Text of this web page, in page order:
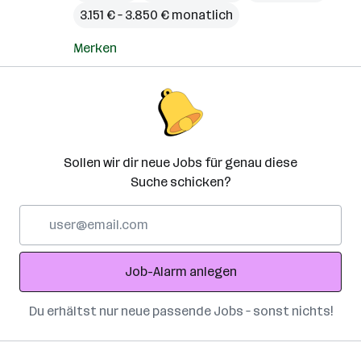
3.151 € – 3.850 € monatlich
Merken
Sollen wir dir neue Jobs für genau diese
Suche schicken?
Adresse
Job-Alarm anlegen
Du erhältst nur neue passende Jobs – sonst nichts!